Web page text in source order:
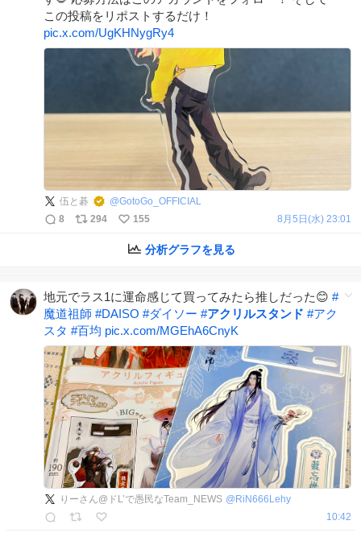
この投稿をリポストするだけ！
pic.x.com/UgKHNygRy4
伍と碁 @GotoGo_OFFICIAL
8
294 155 8月5日(水) 23:01
分析グラフを見る
地元でラス1に運命感じて買ってみたら推しだった😊 #
魔道祖師 #DAISO #ダイソー #アクリルスタンド #アク
スタ #百均 pic.x.com/MGEhA6CnyK
りーさん@ドL’で愚民なTeam_NEWS @ RiN666Lehy
10:42